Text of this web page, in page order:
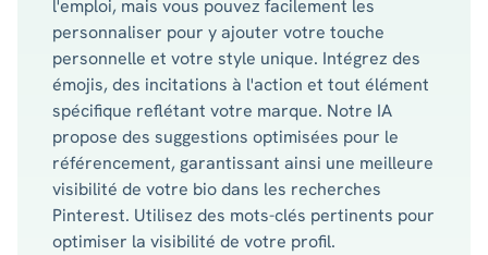
l'emploi, mais vous pouvez facilement les
personnaliser pour y ajouter votre touche
personnelle et votre style unique. Intégrez des
émojis, des incitations à l'action et tout élément
spécifique reflétant votre marque. Notre IA
propose des suggestions optimisées pour le
référencement, garantissant ainsi une meilleure
visibilité de votre bio dans les recherches
Pinterest. Utilisez des mots-clés pertinents pour
optimiser la visibilité de votre profil.